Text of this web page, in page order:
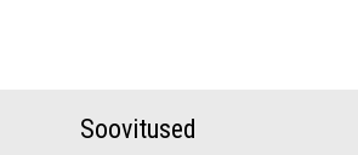
Soovitused